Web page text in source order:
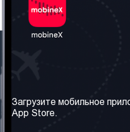
Наши сервисы
Загрузите мобильное
App Store.